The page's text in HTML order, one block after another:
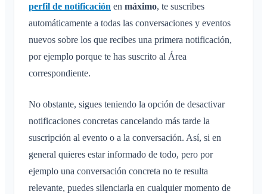
perfil de notificación en máximo, te suscribes
automáticamente a todas las conversaciones y eventos
nuevos sobre los que recibes una primera notificación,
por ejemplo porque te has suscrito al Área
correspondiente.
No obstante, sigues teniendo la opción de desactivar
notificaciones concretas cancelando más tarde la
suscripción al evento o a la conversación. Así, si en
general quieres estar informado de todo, pero por
ejemplo una conversación concreta no te resulta
relevante, puedes silenciarla en cualquier momento de